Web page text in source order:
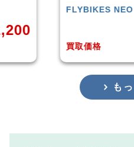
FLYBIKESNEO
買取価格
も